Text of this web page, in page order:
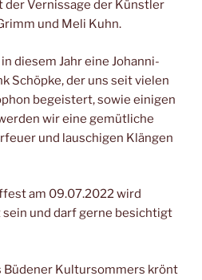
Vernissage der Künstler
und Meli Kuhn.
diesem Jahr eine Johanni-
Schöpke, der uns seit vielen
begeistert, sowie einigen
wir eine gemütliche
und lauschigen Klängen
am 09.07.2022 wird
und darf gerne besichtigt
Büdener Kultursommers krönt